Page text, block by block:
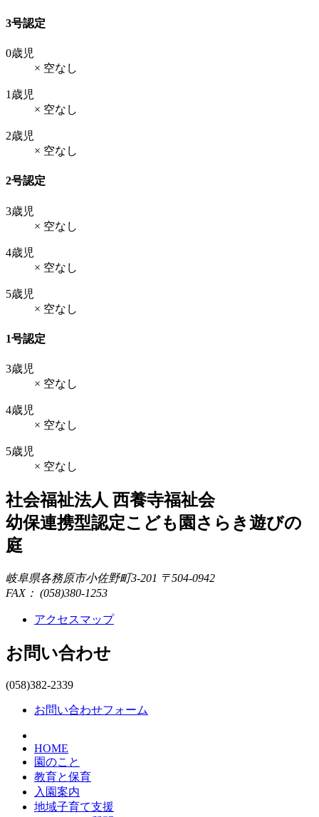
3号認定
0歳児
× 空なし
1歳児
× 空なし
2歳児
× 空なし
2号認定
3歳児
× 空なし
4歳児
× 空なし
5歳児
× 空なし
1号認定
3歳児
× 空なし
4歳児
× 空なし
5歳児
× 空なし
社会福祉法人 西養寺福祉会
幼保連携型認定こども園 さらき遊びの
庭
岐阜県各務原市小佐野町3-201 〒504-0942
FAX： (058)380-1253
アクセスマップ
お問い合わせ
(058)382-2339
お問い合わせフォーム
HOME
園のこと
教育と保育
入園案内
地域子育て支援